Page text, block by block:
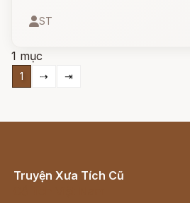
sau khi chết đều trở thành
ST
1 mục
1 ⇢ ⇥
Truyện Xưa Tích Cũ